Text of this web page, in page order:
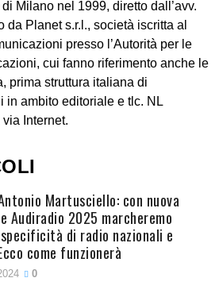
Milano nel 1999, diretto dall’avv.
da Planet s.r.l., società iscritta al
presso l’Autorità per le
cui fanno riferimento anche le
prima struttura italiana di
in ambito editoriale e tlc. NL
Internet.
Martusciello: con nuova
Audiradio 2025 marcheremo
di radio nazionali e
come funzionerà
0